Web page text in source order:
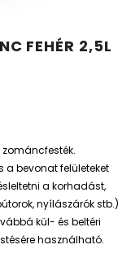
FEHÉR 2,5L
a bevonat felületeket
a korhadást,
nyílászárók stb.)
kül- és beltéri
használható.